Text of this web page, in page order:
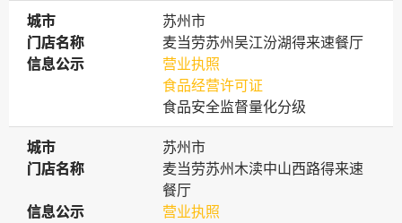
城市
城市
苏州市
门店名称
门店名称
麦当劳苏州吴江汾湖得来速餐厅
信息公示
信息公示
营业执照
食品经营许可证
食品安全监督量化分级
城市
城市
苏州市
门店名称
门店名称
麦当劳苏州木渎中山西路得来速
餐厅
信息公示
信息公示
营业执照